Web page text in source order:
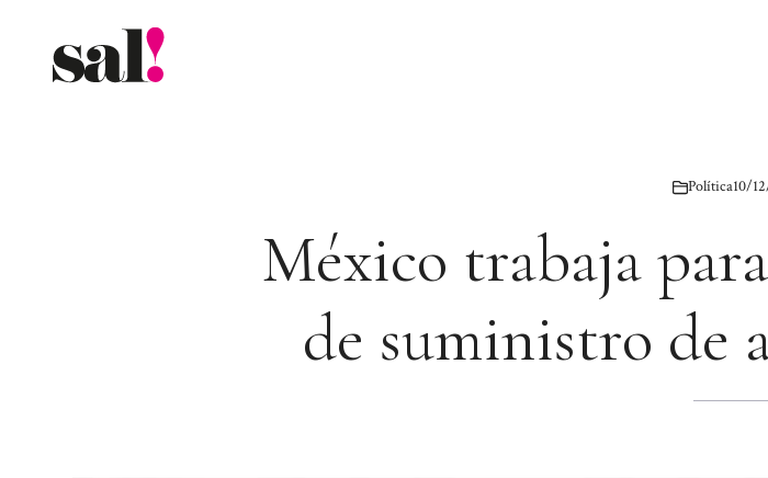
contenido
Política10/
México trabaja
de suministro de